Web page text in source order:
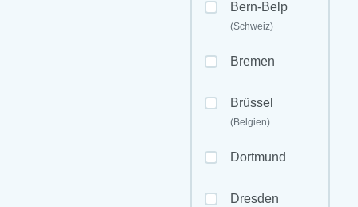
Bern-Belp
(Schweiz)
Bremen
Brüssel
(Belgien)
Dortmund
Dresden